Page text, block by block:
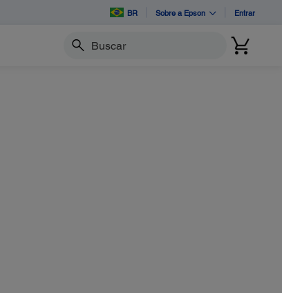
BR Sobre a Epson Entrar
Buscar